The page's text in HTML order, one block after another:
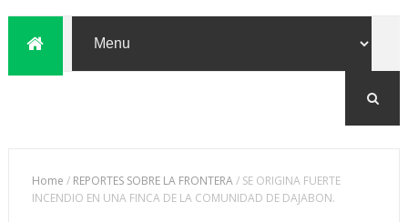
Home / REPORTES SOBRE LA FRONTERA/ SE ORIGINA FUERTE
INCENDIO EN UNA FINCA DE LA COMUNIDAD DE DAJABON.